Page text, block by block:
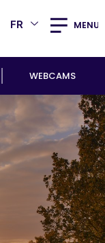
FR MENU
WEBCAMS